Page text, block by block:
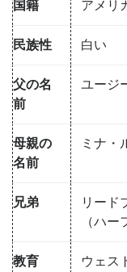
国籍 アメリ
民族性 白い
父の名
前
ユージ
母親の
名前
ミナ・
兄弟
リード
（ハー
教育 ウェス